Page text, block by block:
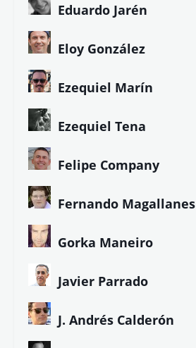
Eduardo Jarén
Eloy González
Ezequiel Marín
Ezequiel Tena
Felipe Company
Fernando Magallanes
Gorka Maneiro
Javier Parrado
J. Andrés Calderón